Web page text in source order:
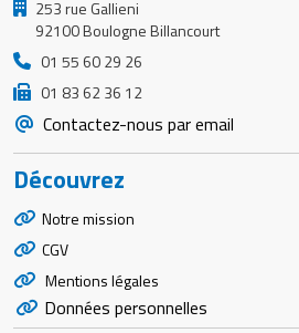
253 rue Gallieni
92100 Boulogne Billancourt
01 55 60 29 26
01 83 62 36 12
Contactez-nous par email
Découvrez
Notre mission
CGV
Mentions légales
Données personnelles